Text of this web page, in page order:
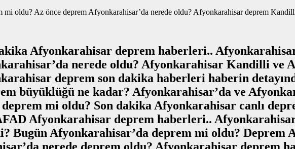
Afyonkarahisar deprem haberleri..
nerede oldu? Afyonkarahisar Kandilli ve
deprem son dakika haberleri haberin
büyüklüğü ne kadar? Afyonkarahisar’da ve
mi oldu? Son dakika Afyonkarahisar canlı
Afyonkarahisar deprem haberleri..
Bugün Afyonkarahisar’da deprem mi oldu? Deprem
nerede deprem oldu? Afyonkarahisar deprem